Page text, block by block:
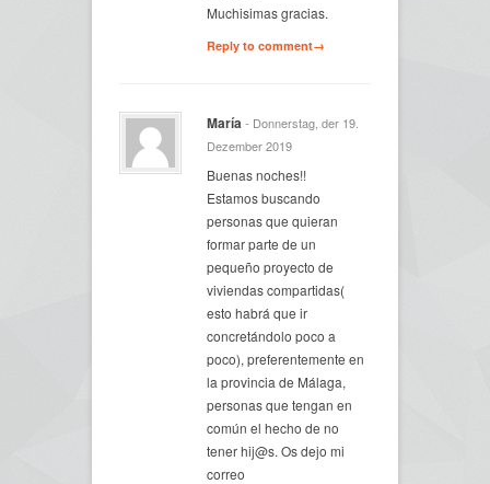
Muchisimas gracias.
Reply to comment→
María- Donnerstag, der 19.
Dezember 2019
Buenas noches!!
Estamos buscando
personas que quieran
formar parte de un
pequeño proyecto de
viviendas compartidas(
esto habrá que ir
concretándolo poco a
poco), preferentemente en
la provincia de Málaga,
personas que tengan en
común el hecho de no
tener hij@s. Os dejo mi
correo